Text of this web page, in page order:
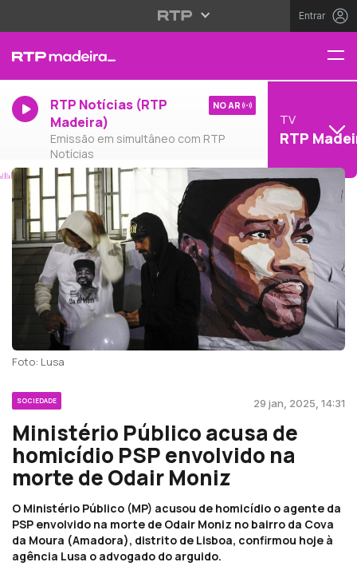
Entrar
RTP Notícias (RTP
Madeira)
Emissão em simultâneo com RTP
Notícias
NO AR
TV
RTP
Foto: Lusa
SOCIEDADE 29 jan, 2025, 14:31
Ministério Público acusa de
homicídio PSP envolvido na
morte de Odair Moniz
O Ministério Público (MP) acusou de homicídio o agente da
PSP envolvido na morte de Odair Moniz no bairro da Cova
da Moura (Amadora), distrito de Lisboa, confirmou hoje à
agência Lusa o advogado do arguido.